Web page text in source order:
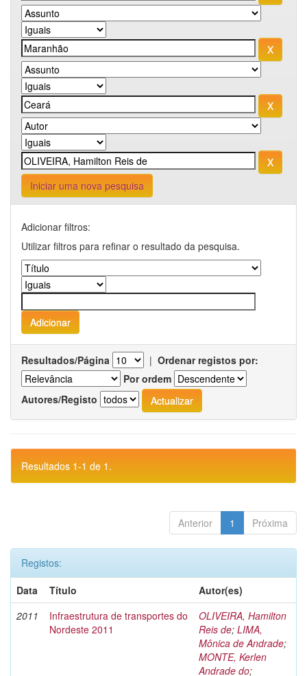
Iniciar uma nova pesquisa
Adicionar filtros:
Utilizar filtros para refinar o resultado da pesquisa.
Resultados/Página | Ordenar registos por:
Por ordem
Autores/Registo
Resultados 1-1 de 1.
Anterior 1 Próxima
Registos:
Data
Título
Autor(es)
2011
Infraestrutura de transportes do
Nordeste 2011
OLIVEIRA, Hamilton
Reis de; LIMA,
Mônica de Andrade;
MONTE, Kerlen
Andrade do;